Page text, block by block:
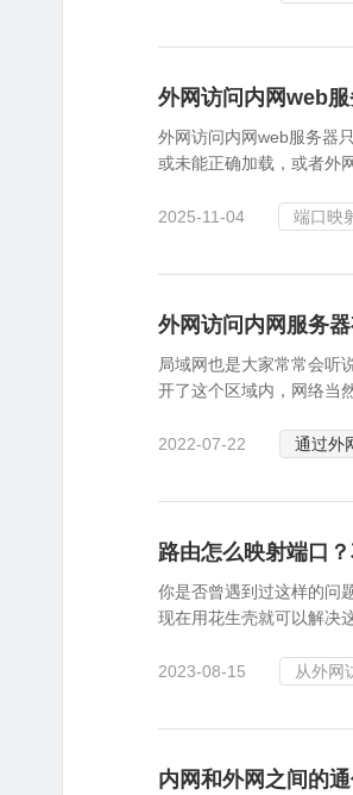
外网访问内网web
外网访问内网web服务器
或未能正确加载，或者外
2025-11-04 端口映
外网访问内网服务
局域网也是大家常常会听
开了这个区域内，网络当
2022-07-22 通过外
路由怎么映射端口
你是否曾遇到过这样的问
现在用花生壳就可以解决
2023-08-15 从外网
内网和外网之间的